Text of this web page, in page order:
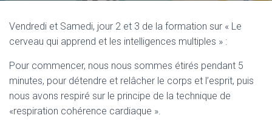
T
Vendredi et Samedi, jour 2 et 3 de la formation sur « Le
cerveau qui apprend et les intelligences multiples » :
Pour commencer, nous nous sommes étirés pendant 5
minutes, pour détendre et relâcher le corps et l’esprit, puis
nous avons respiré sur le principe de la technique de
«respiration cohérence cardiaque ».